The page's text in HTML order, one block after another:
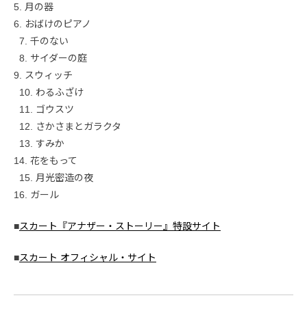
5. 月の器
6. おばけのピアノ
7. 千のない
8. サイダーの庭
9. スウィッチ
10. わるふざけ
11. ゴウスツ
12. さかさまとガラクタ
13. すみか
14. 花をもって
15. 月光密造の夜
16. ガール
■スカート『アナザー・ストーリー』特設サイト
■スカート オフィシャル・サイト